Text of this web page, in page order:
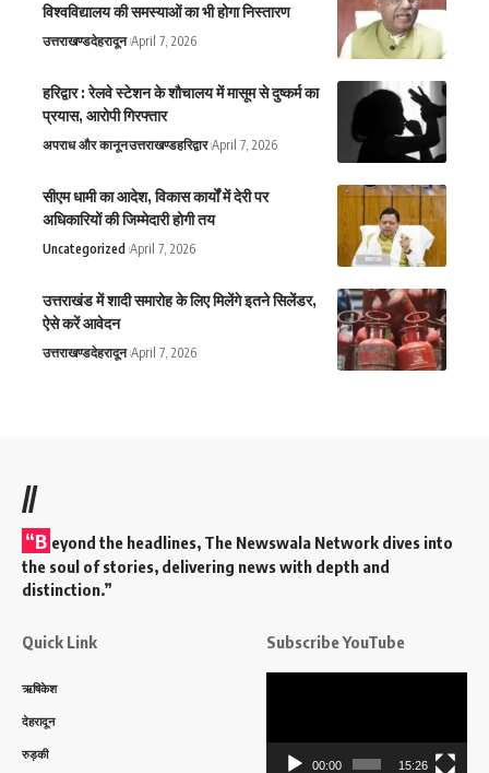
विश्वविद्यालय की समस्याओं का भी होगा निस्तारण
उत्तराखण्डदेहरादून April 7, 2026
हरिद्वार : रेलवे स्टेशन के शौचालय में मासूम से दुष्कर्म का
प्रयास, आरोपी गिरफ्तार
अपराध और कानूनउत्तराखण्डहरिद्वार April 7, 2026
सीएम धामी का आदेश, विकास कार्यों में देरी पर
अधिकारियों की जिम्मेदारी होगी तय
Uncategorized April 7, 2026
उत्तराखंड में शादी समारोह के लिए मिलेंगे इतने सिलेंडर,
ऐसे करें आवेदन
उत्तराखण्डदेहरादून April 7, 2026
//
“B eyond the headlines, The Newswala Network dives into
the soul of stories, delivering news with depth and
distinction.”
Quick Link
ऋषिकेश
देहरादून
रुड़की
Subscribe YouTube
00:00 15:26